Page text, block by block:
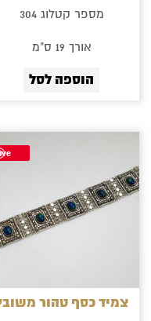
מספר קטלוג 304
אורך 19 ס"מ
הוספה לסל
צמיד כסף טהור